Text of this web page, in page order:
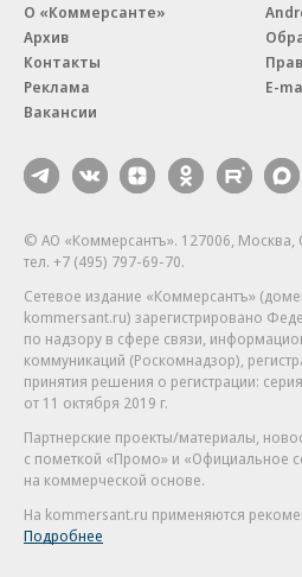
О «Коммерсанте»
Архив
Контакты
Реклама
Вакансии
E-
© АО «Коммерсантъ». 127006, Москва,
тел. +7 (495) 797-69-70.
Сетевое издание «Коммерсантъ»
kommersant.ru) зарегистрировано
по надзору в сфере связи,
коммуникаций (Роскомнадзор),
принятия решения о регистрации: серия
от 11 октября 2019 г.
Партнерские проекты/материалы,
с пометкой «Промо» и «Официальное
на коммерческой основе.
На kommersant.ru применяются
Подробнее